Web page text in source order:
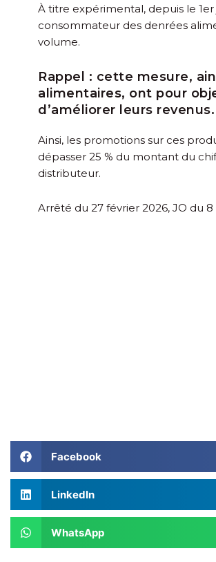
À titre expérimental, depuis le 1er
consommateur des denrées
volume.
Rappel : cette mesure,
alimentaires, ont pour
d’améliorer leurs revenus.
Ainsi, les promotions sur ces
dépasser 25 % du montant du
distributeur.
Arrêté du 27 février 2026, JO du 8
Facebook
LinkedIn
WhatsApp